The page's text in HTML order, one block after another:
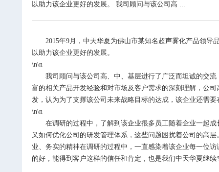
以助力该企业更好的发展。 我司顾问与该公司高 ...
2015年9月，中天华夏为佛山市某知名超声雾化产品领导
以助力该企业更好的发展。
\n\n
我司顾问与该公司高、中、基层进行了广泛而坦诚的交
富的相关产品开发经验和对市场及客户需求的深刻理解，公
发，认为为了支撑该公司未来战略目标的达成，该企业还需
\n\n
在调研的过程中，了解到该企业很多员工随着企业一起
又如何优化公司的研发管理体系，这些问题困扰着公司的高
业、务实的精神在调研的过程中，一直感染着该企业每一位
的好，能得到客户这样的信任和肯定，也是我们中天华夏继